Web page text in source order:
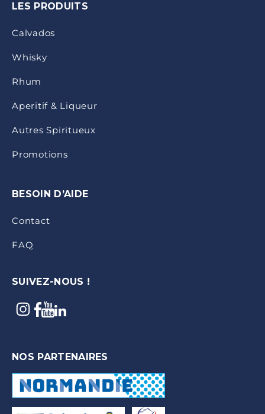
LES PRODUITS
Calvados
Whisky
Rhum
Aperitif & Liqueur
Autres Spiritueux
Promotions
BESOIN D’AIDE
Contact
FAQ
SUIVEZ-NOUS !
NOS PARTENAIRES